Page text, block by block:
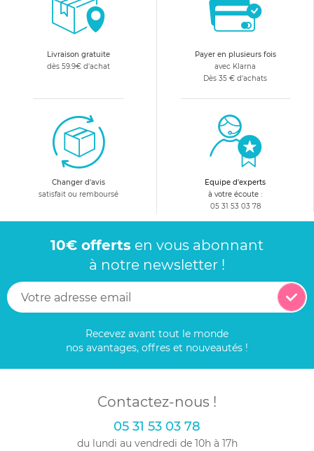
Livraison gratuite
dès 59.9€ d'achat
Payer en plusieurs fois
avec Klarna
Dès 35 € d'achats
Changer d'avis
satisfait ou remboursé
Equipe d'experts
à votre écoute :
05 31 53 03 78
10€ offerts en vous abonnant
à notre newsletter !
Recevez avant tout le monde
nos avantages, offres et nouveautés !
Contactez-nous !
05 31 53 03 78
du lundi au vendredi de 10h à 17h